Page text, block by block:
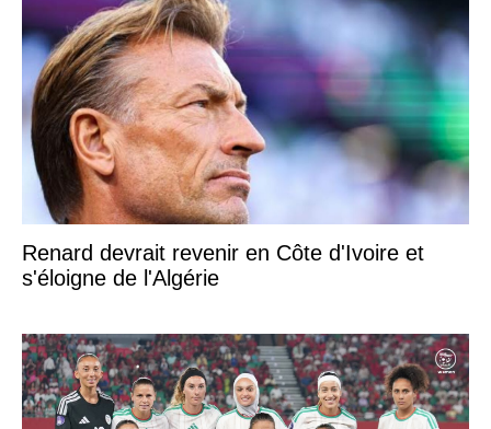
Renard devrait revenir en Côte d'Ivoire et
s'éloigne de l'Algérie